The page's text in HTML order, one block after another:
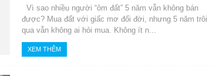
Vì sao nhiều người “ôm đất” 5 năm vẫn không bán
được? Mua đất với giấc mơ đổi đời, nhưng 5 năm trôi
qua vẫn không ai hỏi mua. Không ít n...
XEM THÊM